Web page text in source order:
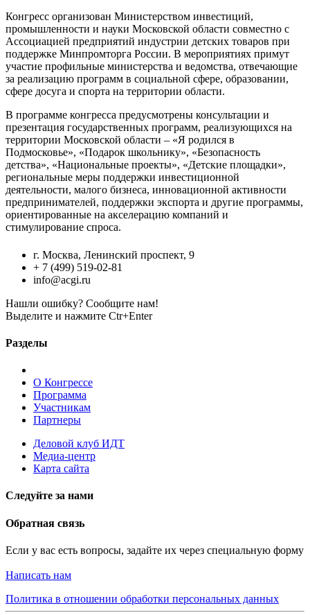
Конгресс организован Министерством инвестиций,
промышленности и науки Московской области совместно с
Ассоциацией предприятий индустрии детских товаров при
поддержке Минпромторга России. В мероприятиях примут
участие профильные министерства и ведомства, отвечающие
за реализацию программ в социальной сфере, образовании,
сфере досуга и спорта на территории области.
В программе конгресса предусмотрены консультации и
презентация государственных программ, реализующихся на
территории Московской области – «Я родился в
Подмосковье», «Подарок школьнику», «Безопасность
детства», «Национальные проекты», «Детские площадки»,
региональные меры поддержки инвестиционной
деятельности, малого бизнеса, инновационной активности
предпринимателей, поддержки экспорта и другие программы,
ориентированные на акселерацию компаний и
стимулирование спроса.
г. Москва, Ленинский проспект, 9
+ 7 (499) 519-02-81
info@acgi.ru
Нашли ошибку? Сообщите нам!
Выделите и нажмите Ctr+Enter
Разделы
О Конгрессе
Программа
Участникам
Партнеры
Деловой клуб ИДТ
Медиа-центр
Карта сайта
Следуйте за нами
Обратная связь
Если у вас есть вопросы, задайте их через специальную форму
Написать нам
Политика в отношении обработки персональных данных